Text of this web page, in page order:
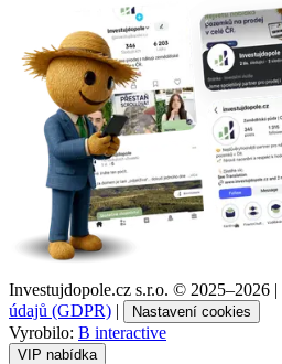
Investujdopole.cz s.r.o. © 2025–2026 |
údajů (GDPR) | Nastavení cookies
Vyrobilo: B interactive
VIP nabídka